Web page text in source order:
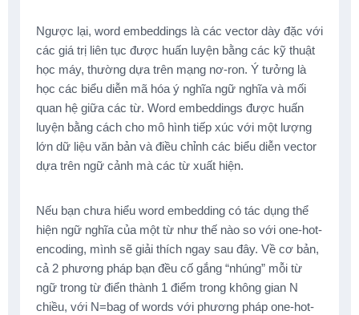
Ngược lại, word embeddings là các vector dày đặc với
các giá trị liên tục được huấn luyện bằng các kỹ thuật
học máy, thường dựa trên mạng nơ-ron. Ý tưởng là
học các biểu diễn mã hóa ý nghĩa ngữ nghĩa và mối
quan hệ giữa các từ. Word embeddings được huấn
luyện bằng cách cho mô hình tiếp xúc với một lượng
lớn dữ liệu văn bản và điều chỉnh các biểu diễn vector
dựa trên ngữ cảnh mà các từ xuất hiện.
Nếu bạn chưa hiểu word embedding có tác dụng thể
hiện ngữ nghĩa của một từ như thế nào so với one-hot-
encoding, mình sẽ giải thích ngay sau đây. Về cơ bản,
cả 2 phương pháp bạn đều cố gắng “nhúng” mỗi từ
ngữ trong từ điển thành 1 điểm trong không gian N
chiều, với N=bag of words với phương pháp one-hot-